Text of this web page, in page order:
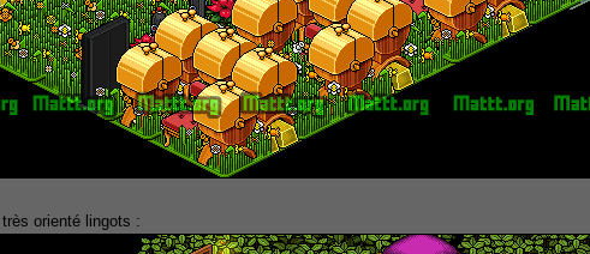
orienté lingots :